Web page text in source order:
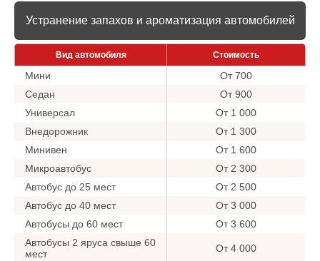
Устранение запахов и ароматизация автомобилей
Вид автомобиля Стоимость
Мини
От 700
Седан
От 900
Универсал
От 1 000
Внедорожник
От 1 300
Минивен
От 1 600
Микроавтобус
От 2 300
Автобус до 25 мест
От 2 500
Автобус до 40 мест
От 3 000
Автобусы до 60 мест
От 3 600
Автобусы 2 яруса свыше 60
мест
От 4 000